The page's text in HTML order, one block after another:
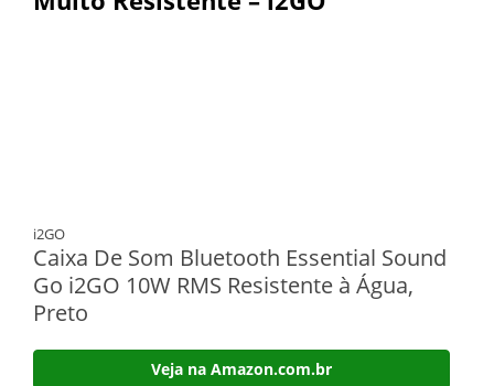
i2GO
Caixa De Som Bluetooth Essential Sound
Go i2GO 10W RMS Resistente à Água,
Preto
Veja na Amazon.com.br